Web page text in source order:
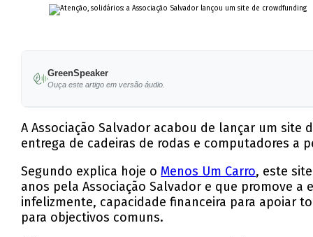
GreenSpeaker
Ouça este artigo em versão áudio.
A Associação Salvador acabou de lançar um site
entrega de cadeiras de rodas e computadores a
Segundo explica hoje oMenos Um Carro, este
anos pela Associação Salvador e que promove
infelizmente, capacidade financeira para apoiar
para objectivos comuns.